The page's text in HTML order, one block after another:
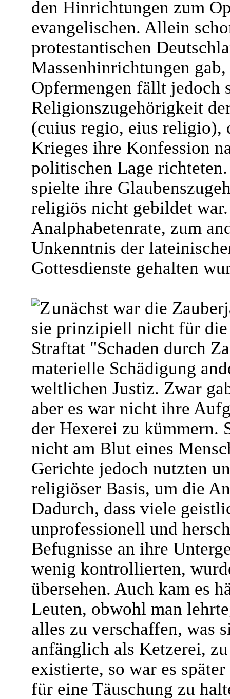
den Hinrichtungen zum
evangelischen. Allein
protestantischen
Massenhinrichtungen
Opfermengen fällt jedoch
Religionszugehörigkeit
(cuius regio, eius religio),
Krieges ihre Konfession
politischen Lage
spielte ihre
religiös nicht gebildet
Analphabetenrate, zum
Unkenntnis der
Gottesdienste gehalten
unächst war die
sie prinzipiell nicht für
Straftat "Schaden durch
materielle Schädigung
weltlichen Justiz. Zwar
aber es war nicht ihre
der Hexerei zu kümmern.
nicht am Blut eines
Gerichte jedoch nutzten
religiöser Basis, um die
Dadurch, dass viele
unprofessionell und
Befugnisse an ihre
wenig kontrollierten,
übersehen. Auch kam es
Leuten, obwohl man
alles zu verschaffen, was
anfänglich als Ketzerei,
existierte, so war es
für eine Täuschung zu